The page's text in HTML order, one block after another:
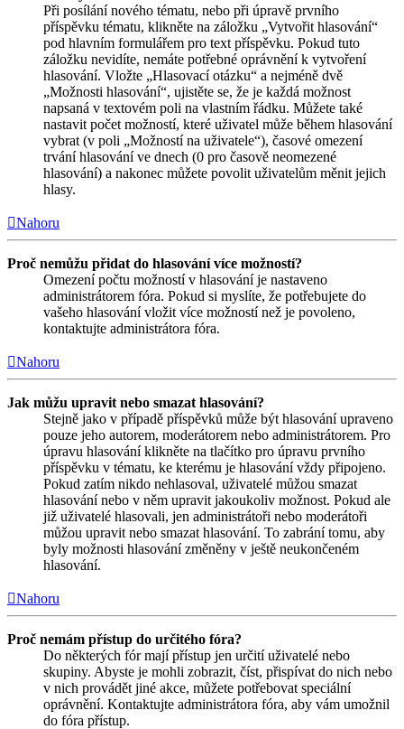
Při posílání nového tématu, nebo při úpravě prvního
příspěvku tématu, klikněte na záložku „Vytvořit hlasování“
pod hlavním formulářem pro text příspěvku. Pokud tuto
záložku nevidíte, nemáte potřebné oprávnění k vytvoření
hlasování. Vložte „Hlasovací otázku“ a nejméně dvě
„Možnosti hlasování“, ujistěte se, že je každá možnost
napsaná v textovém poli na vlastním řádku. Můžete také
nastavit počet možností, které uživatel může během hlasování
vybrat (v poli „Možností na uživatele“), časové omezení
trvání hlasování ve dnech (0 pro časově neomezené
hlasování) a nakonec můžete povolit uživatelům měnit jejich
hlasy.
Nahoru
Proč nemůžu přidat do hlasování více možností?
Omezení počtu možností v hlasování je nastaveno
administrátorem fóra. Pokud si myslíte, že potřebujete do
vašeho hlasování vložit více možností než je povoleno,
kontaktujte administrátora fóra.
Nahoru
Jak můžu upravit nebo smazat hlasování?
Stejně jako v případě příspěvků může být hlasování upraveno
pouze jeho autorem, moderátorem nebo administrátorem. Pro
úpravu hlasování klikněte na tlačítko pro úpravu prvního
příspěvku v tématu, ke kterému je hlasování vždy připojeno.
Pokud zatím nikdo nehlasoval, uživatelé můžou smazat
hlasování nebo v něm upravit jakoukoliv možnost. Pokud ale
již uživatelé hlasovali, jen administrátoři nebo moderátoři
můžou upravit nebo smazat hlasování. To zabrání tomu, aby
byly možnosti hlasování změněny v ještě neukončeném
hlasování.
Nahoru
Proč nemám přístup do určitého fóra?
Do některých fór mají přístup jen určití uživatelé nebo
skupiny. Abyste je mohli zobrazit, číst, přispívat do nich nebo
v nich provádět jiné akce, můžete potřebovat speciální
oprávnění. Kontaktujte administrátora fóra, aby vám umožnil
do fóra přístup.